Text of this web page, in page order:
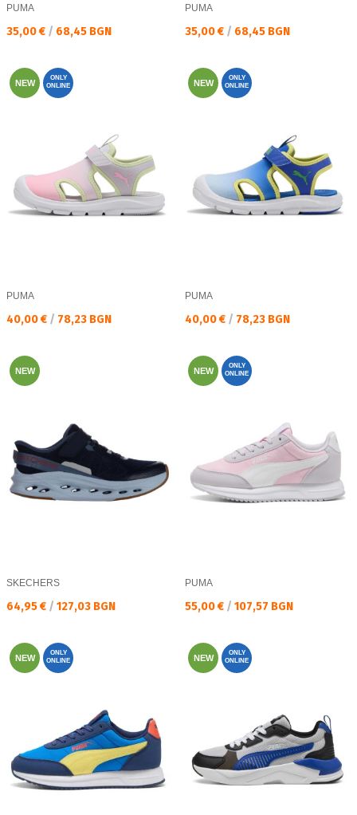
PUMA
Текуща цена:
35,00 € / 68,45 BGN
PUMA
Текуща цена:
35,00 € / 68,45 BGN
NEW
ONLY
ONLINE
PUMA
Текуща цена:
40,00 € / 78,23 BGN
NEW
ONLY
ONLINE
PUMA
Текуща цена:
40,00 € / 78,23 BGN
NEW
SKECHERS
Текуща цена:
64,95 € / 127,03 BGN
NEW
ONLY
ONLINE
PUMA
Текуща цена:
55,00 € / 107,57 BGN
NEW
ONLY
ONLINE
NEW
ONLY
ONLINE